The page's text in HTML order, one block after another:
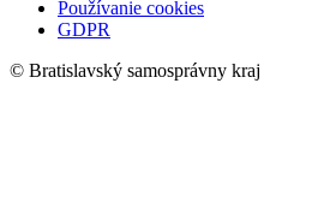
Používanie cookies
GDPR
© Bratislavský samosprávny kraj